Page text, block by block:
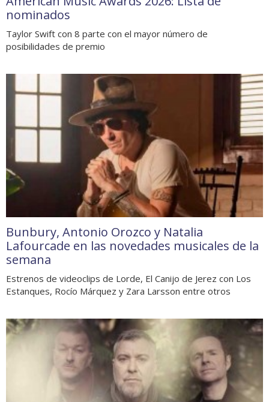
nominados
Taylor Swift con 8 parte con el mayor número de
posibilidades de premio
Bunbury, Antonio Orozco y Natalia
Lafourcade en las novedades musicales de la
semana
Estrenos de videoclips de Lorde, El Canijo de Jerez con Los
Estanques, Rocío Márquez y Zara Larsson entre otros